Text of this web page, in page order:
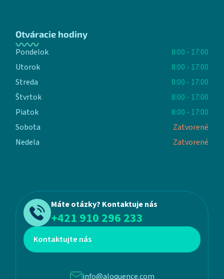
Otváracie hodiny
Pondelok
8:00 - 17:00
Utorok
8:00 - 17:00
Streda
8:00 - 17:00
Štvrtok
8:00 - 17:00
Piatok
8:00 - 17:00
Sobota
Zatvorené
Nedela
Zatvorené
Máte otázky? Kontaktuje nás
+421 910 296 233
Kontaktujte nás
info@aloquence.com